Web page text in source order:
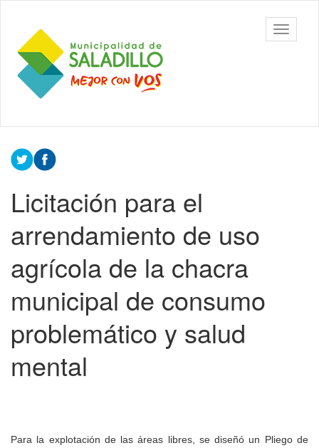
contenido
principal
Municipalidad
de Saladillo
barra
Contenido
principal
Licitación para el
arrendamiento de uso
agrícola de la chacra
municipal de consumo
problemático y salud
mental
Para la explotación de las áreas libres, se diseñó un Pliego de